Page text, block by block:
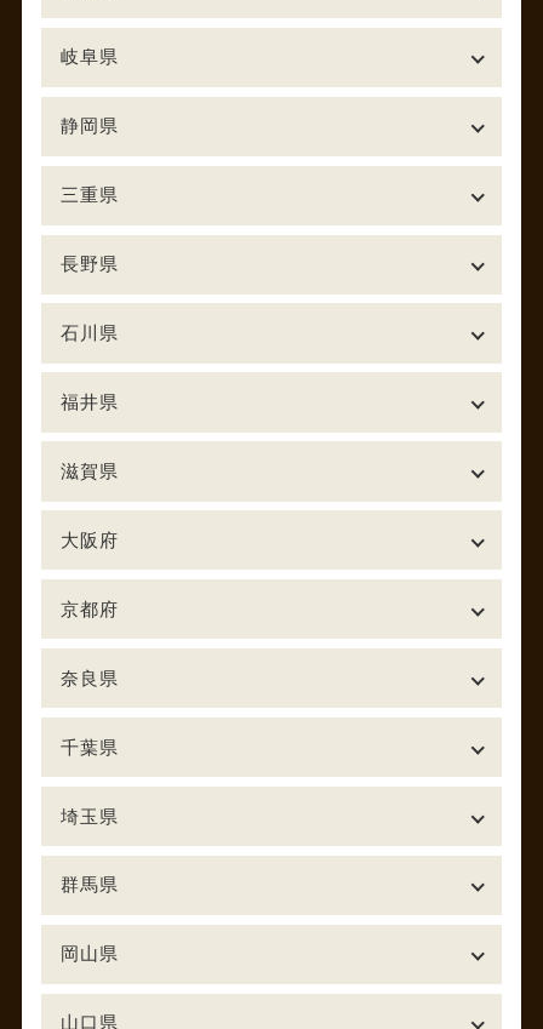
岐阜県
静岡県
三重県
長野県
石川県
福井県
滋賀県
大阪府
京都府
奈良県
千葉県
埼玉県
群馬県
岡山県
山口県